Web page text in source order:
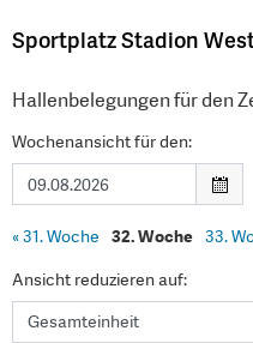
Sportplatz Stadion
Hallenbelegungen für den
Wochenansicht für den:
«31. Woche 32. Woche 33.
Ansicht reduzieren auf: